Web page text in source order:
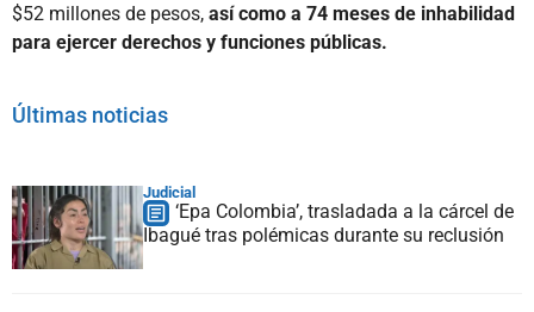
$52 millones de pesos, así como a 74 meses de inhabilidad
para ejercer derechos y funciones públicas.
Últimas noticias
Judicial
‘Epa Colombia’, trasladada a la cárcel de
Ibagué tras polémicas durante su reclusión